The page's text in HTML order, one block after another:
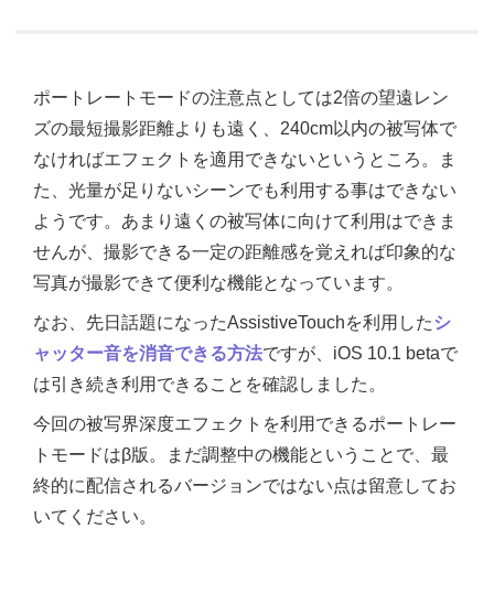
ポートレートモードの注意点としては2倍の望遠レン
ズの最短撮影距離よりも遠く、240cm以内の被写体で
なければエフェクトを適用できないというところ。ま
た、光量が足りないシーンでも利用する事はできない
ようです。あまり遠くの被写体に向けて利用はできま
せんが、撮影できる一定の距離感を覚えれば印象的な
写真が撮影できて便利な機能となっています。
なお、先日話題になったAssistiveTouchを利用した シ
ャッター音を消音できる方法ですが、iOS 10.1 betaで
は引き続き利用できることを確認しました。
今回の被写界深度エフェクトを利用できるポートレー
トモードはβ版。まだ調整中の機能ということで、最
終的に配信されるバージョンではない点は留意してお
いてください。